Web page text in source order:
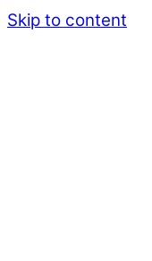
Skip to content